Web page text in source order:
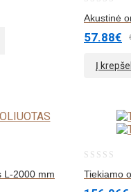
of
Akustinė
57.88€
Į
L-2000 mm Tiekiamo